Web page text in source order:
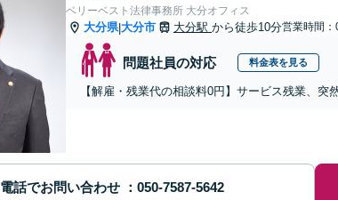
ベリーベスト法律事務所 大分オフィス
大分県|大分市 大分駅 から徒歩10分営業時間：
問題社員の対応 料金表を見る
【解雇・残業代の相談料0円】サービス残業、
電話でお問い合わせ